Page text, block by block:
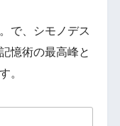
で、シモノデス
憶術の最高峰と
。